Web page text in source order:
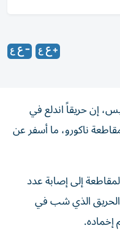
إن ‌حريقاً اندلع في
ناكورو، ما أسفر عن
إلى إصابة ​عدد
الحريق ‌الذي شب ‌في
إخماده.